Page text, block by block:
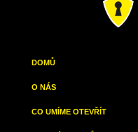
DOMŮ
O NÁS
CO UMÍME OTEVŘÍT